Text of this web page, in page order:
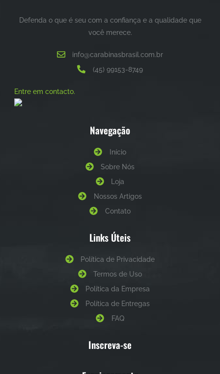
Defenda o que é seu com a confiança e a qualidade que
você merece.
info@carabinasbrasil.com.br
(45) 99153-8749
Entre em contacto.
Navegação
Início
Sobre Nós
Loja
Nossos Artigos
Contato
Links Úteis
Política de Privacidade
Termos de Uso
Política da Empresa
Política de Entregas
FAQ
Inscreva-se